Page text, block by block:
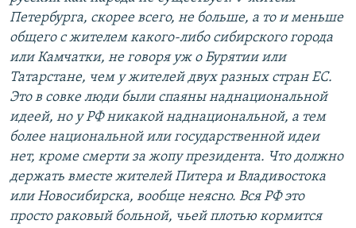
Петербурга, скорее всего, не больше, а то и меньше
общего с жителем какого-либо сибирского города
или Камчатки, не говоря уж о Бурятии или
Татарстане, чем у жителей двух разных стран ЕС.
Это в совке люди были спаяны наднациональной
идеей, но у РФ никакой наднациональной, а тем
более национальной или государственной идеи
нет, кроме смерти за жопу президента. Что должно
держать вместе жителей Питера и Владивостока
или Новосибирска, вообще неясно. Вся РФ это
просто раковый больной, чьей плотью кормится